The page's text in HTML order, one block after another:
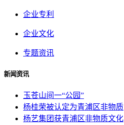
企业专利
企业文化
专题资讯
新闻资讯
玉苍山间一“公园”
杨桂荣被认定为青浦区非物质
杨艺集团获青浦区非物质文化